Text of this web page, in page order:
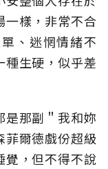
一樣，非常不合
、迷惘情緒不
種生硬，似乎差
是那副＂我和妳
爾德戲份超級
覺，但不得不說